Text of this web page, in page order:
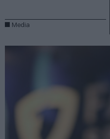
Media